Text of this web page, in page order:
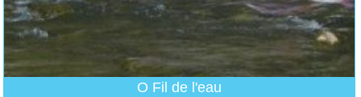
O Fil de l'eau